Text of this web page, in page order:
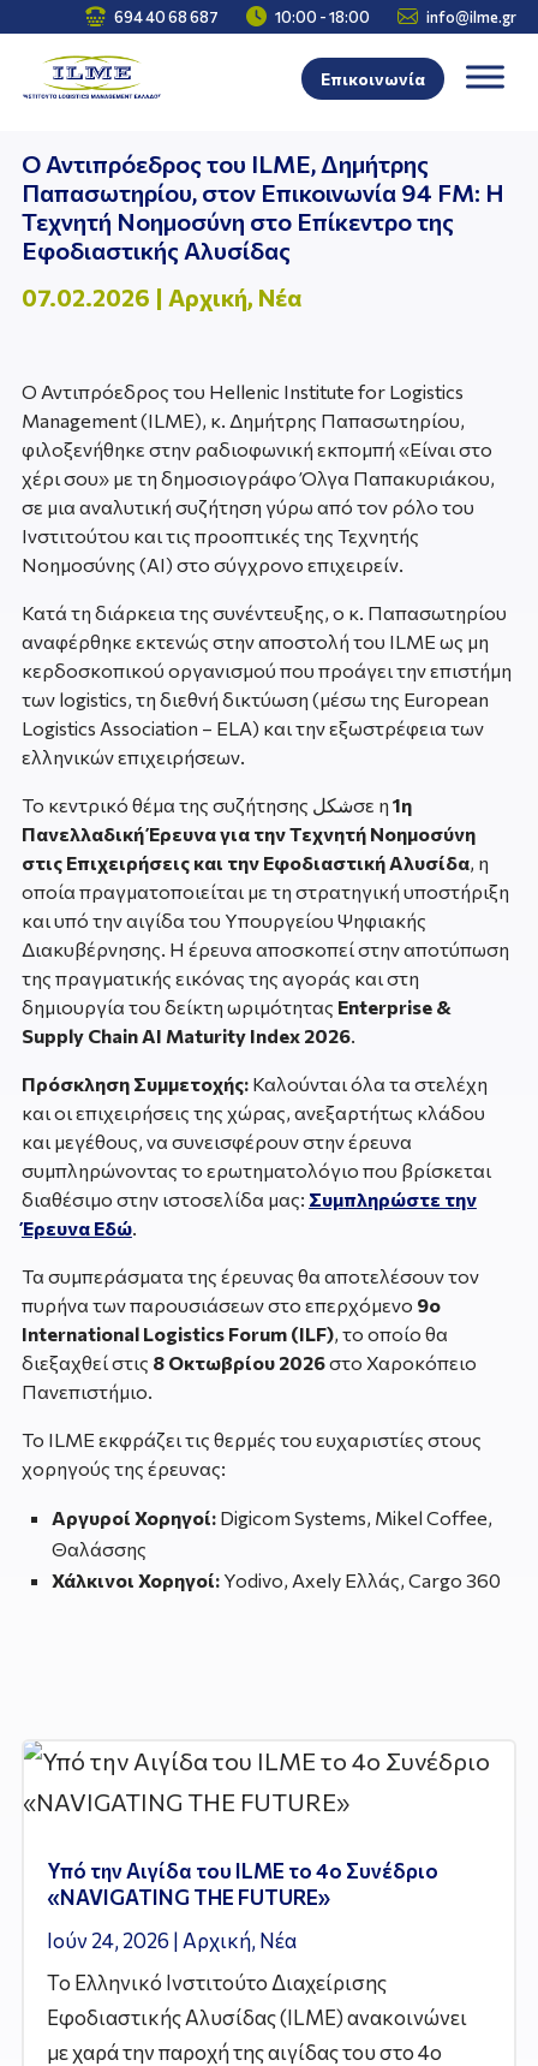
 694 40 68 687  10:00 - 18:00  info@ilme.gr
Επικοινωνία
Ο Αντιπρόεδρος του ILME, Δημήτρης
Παπασωτηρίου, στον Επικοινωνία 94 FM: Η
Τεχνητή Νοημοσύνη στο Επίκεντρο της
Εφοδιαστικής Αλυσίδας
07.02.2026 | Αρχική, Νέα
Ο Αντιπρόεδρος του Hellenic Institute for Logistics
Management (ILME), κ. Δημήτρης Παπασωτηρίου,
φιλοξενήθηκε στην ραδιοφωνική εκπομπή «Είναι στο
χέρι σου» με τη δημοσιογράφο Όλγα Παπακυριάκου,
σε μια αναλυτική συζήτηση γύρω από τον ρόλο του
Ινστιτούτου και τις προοπτικές της Τεχνητής
Νοημοσύνης (AI) στο σύγχρονο επιχειρείν.
Κατά τη διάρκεια της συνέντευξης, ο κ. Παπασωτηρίου
αναφέρθηκε εκτενώς στην αποστολή του ILME ως μη
κερδοσκοπικού οργανισμού που προάγει την επιστήμη
των logistics, τη διεθνή δικτύωση (μέσω της European
Logistics Association – ELA) και την εξωστρέφεια των
ελληνικών επιχειρήσεων.
Το κεντρικό θέμα της συζήτησης شكلσε η 1η
Πανελλαδική Έρευνα για την Τεχνητή Νοημοσύνη
στις Επιχειρήσεις και την Εφοδιαστική Αλυσίδα, η
οποία πραγματοποιείται με τη στρατηγική υποστήριξη
και υπό την αιγίδα του Υπουργείου Ψηφιακής
Διακυβέρνησης. Η έρευνα αποσκοπεί στην αποτύπωση
της πραγματικής εικόνας της αγοράς και στη
δημιουργία του δείκτη ωριμότητας Enterprise &
Supply Chain AI Maturity Index 2026.
Πρόσκληση Συμμετοχής:Καλούνται όλα τα στελέχη
και οι επιχειρήσεις της χώρας, ανεξαρτήτως κλάδου
και μεγέθους, να συνεισφέρουν στην έρευνα
συμπληρώνοντας το ερωτηματολόγιο που βρίσκεται
διαθέσιμο στην ιστοσελίδα μας: Συμπληρώστε την
Έρευνα Εδώ.
Τα συμπεράσματα της έρευνας θα αποτελέσουν τον
πυρήνα των παρουσιάσεων στο επερχόμενο 9ο
International Logistics Forum (ILF), το οποίο θα
διεξαχθεί στις 8 Οκτωβρίου 2026στο Χαροκόπειο
Πανεπιστήμιο.
Το ILME εκφράζει τις θερμές του ευχαριστίες στους
χορηγούς της έρευνας:
Αργυροί Χορηγοί:Digicom Systems, Mikel Coffee,
Θαλάσσης
Χάλκινοι Χορηγοί:Yodivo, Axely Ελλάς, Cargo 360
Υπό την Αιγίδα του ILME το 4ο Συνέδριο
«NAVIGATING THE FUTURE»
Ιούν 24, 2026 | Αρχική, Νέα
Το Ελληνικό Ινστιτούτο Διαχείρισης
Εφοδιαστικής Αλυσίδας (ILME) ανακοινώνει
με χαρά την παροχή της αιγίδας του στο 4ο